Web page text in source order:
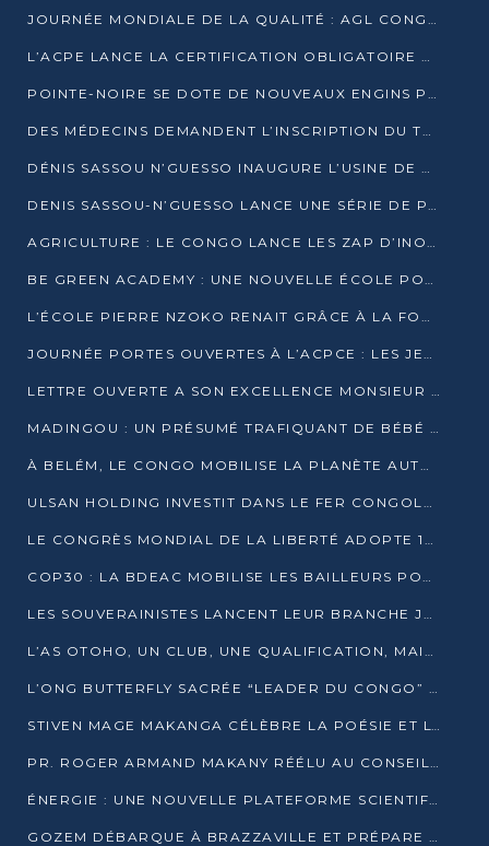
JOURNÉE MONDIALE DE LA QUALITÉ : AGL CONGO FORME ET SENSIBILISE LES JEUNES TALENTS
L’ACPE LANCE LA CERTIFICATION OBLIGATOIRE DES CONTRATS DE TRAVAIL DES TRANSPORTEURS
POINTE-NOIRE SE DOTE DE NOUVEAUX ENGINS POUR L’ASSAINISSEMENT ET L’ENTRETIEN ROUTIER
DES MÉDECINS DEMANDENT L’INSCRIPTION DU TRAITEMENT DU PIED-BOT DANS LES CURSUS UNIVERSITAIRES
DÉNIS SASSOU N’GUESSO INAUGURE L’USINE DE VALORISATION DU GAZ ASSOCIÉ
DENIS SASSOU-N’GUESSO LANCE UNE SÉRIE DE PROJETS DANS LE KOUILOU
AGRICULTURE : LE CONGO LANCE LES ZAP D’INONI ET YONO
BE GREEN ACADEMY : UNE NOUVELLE ÉCOLE POUR LES MÉTIERS DE L’ÉCOLOGIE À POINTE-NOIRE
L’ÉCOLE PIERRE NZOKO RENAIT GRÂCE À LA FONDATION MUCODEC
JOURNÉE PORTES OUVERTES À L’ACPCE : LES JEUNES EN IMMERSION DANS L’ENTREPRISE
LETTRE OUVERTE A SON EXCELLENCE MONSIEUR DENIS SASSOU NGUESSO, PRESIDENT DE LAREPUBLIQUE DU CONGO
MADINGOU : UN PRÉSUMÉ TRAFIQUANT DE BÉBÉ CHIMPANZÉ FIXÉ SUR SON SORT LE 20 NOVEMBRE
À BELÉM, LE CONGO MOBILISE LA PLANÈTE AUTOUR DU FONDS BLEU POUR LE BASSIN DU CONGO
ULSAN HOLDING INVESTIT DANS LE FER CONGOLAIS
LE CONGRÈS MONDIAL DE LA LIBERTÉ ADOPTE 14 RÉSOLUTIONS HISTORIQUES
COP30 : LA BDEAC MOBILISE LES BAILLEURS POUR LE FONDS BLEU DU BASSIN DU CONGO
LES SOUVERAINISTES LANCENT LEUR BRANCHE JEUNE À BRAZZAVILLE
L’AS OTOHO, UN CLUB, UNE QUALIFICATION, MAIS ENCORE DES DOUTES
L’ONG BUTTERFLY SACRÉE “LEADER DU CONGO” AU PRIX D’EXCELLENCE 2025
STIVEN MAGE MAKANGA CÉLÈBRE LA POÉSIE ET L’HUMAIN AVEC SON RECUEIL “HECTARE”
PR. ROGER ARMAND MAKANY RÉÉLU AU CONSEIL DE L’AUF
ÉNERGIE : UNE NOUVELLE PLATEFORME SCIENTIFIQUE POUR LA TRANSITION ÉNERGÉTIQUE EN AFRIQUE CENTRALE
GOZEM DÉBARQUE À BRAZZAVILLE ET PRÉPARE SON ARRIVÉE À POINTE-NOIRE